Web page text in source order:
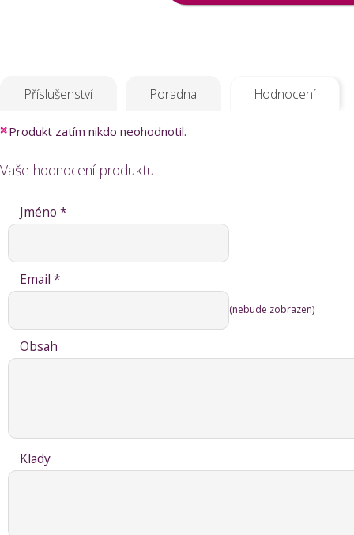
Příslušenství Poradna Hodnocení
Produkt zatím nikdo neohodnotil.
Vaše hodnocení produktu.
Jméno *
Email *
(nebude zobrazen)
Obsah
Klady